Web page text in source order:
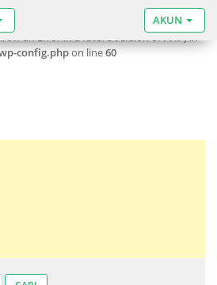
SITECOOKIEPATH - assumed
an Error in a future version of PHP) in
config.phpon line60
AKUN